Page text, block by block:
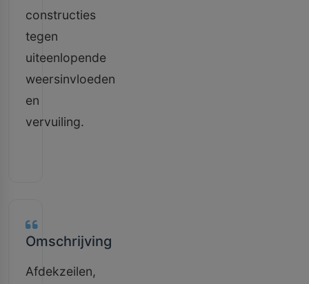
constructies
tegen
uiteenlopende
weersinvloeden
en
vervuiling.
Omschrijving
Afdekzeilen,